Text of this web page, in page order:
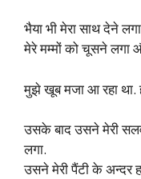
भैया भी मेरा साथ देने
मेरे मम्मों को चूसने लगा
मुझे खूब मजा आ रहा था.
उसके बाद उसने मेरी
लगा.
उसने मेरी पैंटी के अन्दर